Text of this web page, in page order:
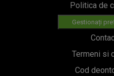
Politica de
Gestionați
Termeni si
Cod